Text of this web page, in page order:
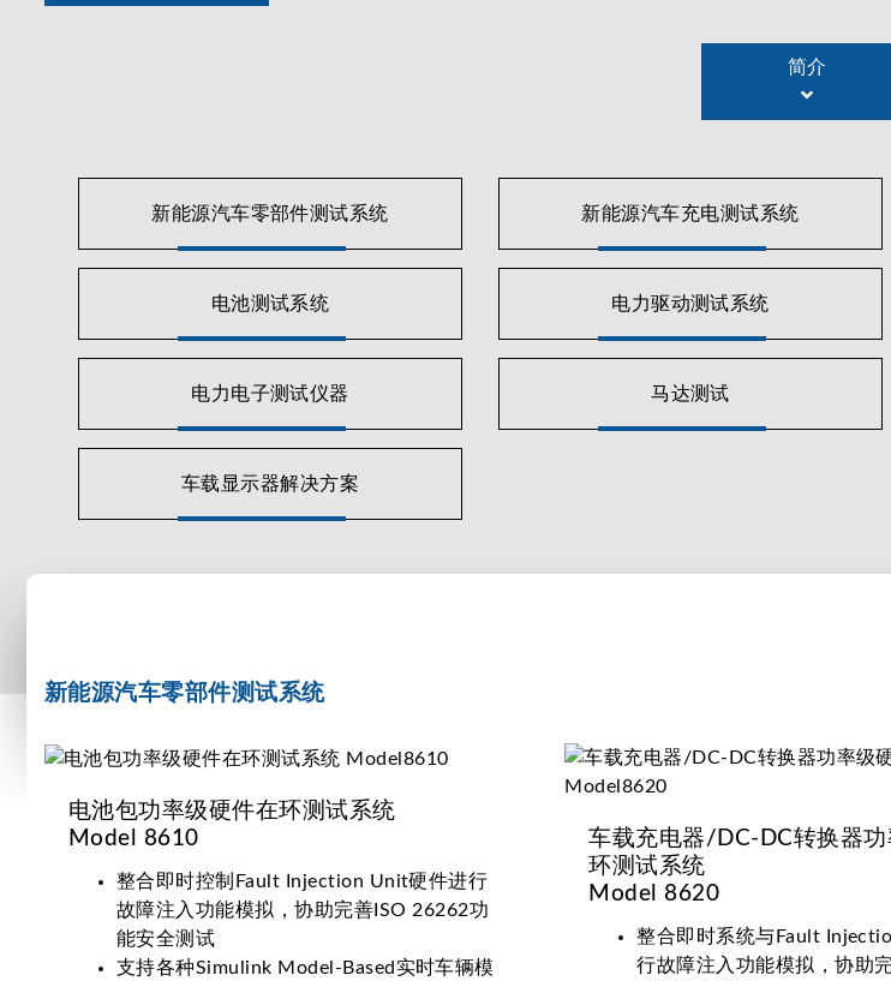
Chroma电动/混合动力自动化测试系统由汽车法规标准测试平台组成的一个扩展测试系统，可
力电子设备的完整测试。Chroma 8000测试系统可配置交流和直流电源、电子负载、功率分析
除了灵活的硬件，Chroma自动测试系统软件包括一系列预先写入的测试项目和创建自定义测
性能、生产和资质测试。经济有效的能源回收功能将电池模组的能量回收到系统中的通道或回到
电动汽车首重安全，需要遵守若干法规标准。Chroma开发了许多单机和自动化测试系统来测
应用包括电力系统、电机、电池、充电系统、接线、充电线和连接器以及充电站本身。
另外Chroma提供电动车动力系统相关产品，解决了在高/底电压电动车中控制电机速度及力矩
简介
新能源汽车零部件测试系统 新能源汽车充电测试系统
电池测试系统 电力驱动测试系统
电力电子测试仪器 马达测试
车载显示器解决方案
新能源汽车零部件测试系统
电池包功率级硬件在环测试系统
Model 8610
整合即时控制Fault Injection Unit硬件进行
故障注入功能模拟，协助完善ISO 26262功
能安全测试
支持各种Simulink Model-Based实时车辆模
车载充电器/DC-DC转换器功
环测试系统
Model 8620
整合即时系统与Fault
行故障注入功能模拟，协助